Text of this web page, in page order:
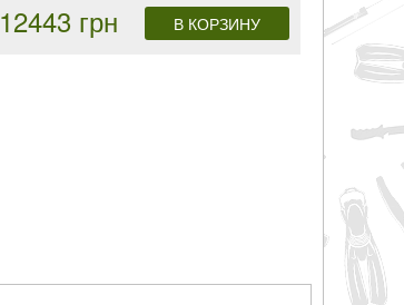
12443 грн